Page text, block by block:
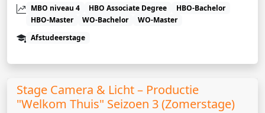
MBO niveau 4
HBO Associate Degree
HBO-Bachelor
HBO-Master
WO-Bachelor
WO-Master
Afstudeerstage
Stage Camera & Licht – Productie
"Welkom Thuis" Seizoen 3 (Zomerstage)